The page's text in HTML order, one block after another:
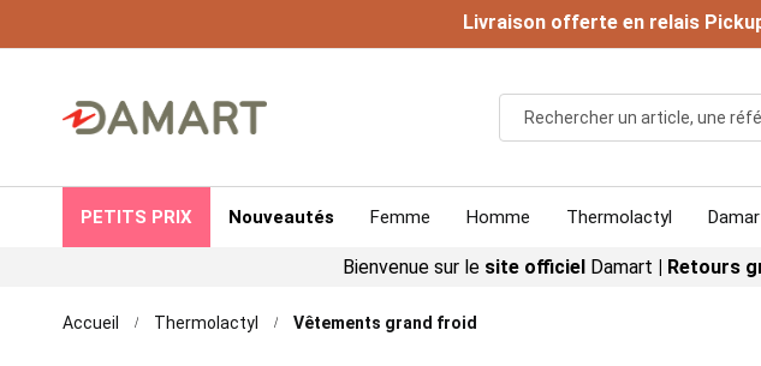
Livraison offerte en relais
PETITS PRIX Nouveautés Femme Homme Thermolactyl
Bienvenue sur le site officiel Damart | Retours
Accueil Thermolactyl Vêtements grand froid